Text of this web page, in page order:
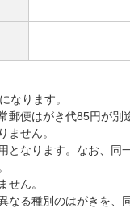
なります。
便はがき代85円が別
せん。
なります。なお、同
せん。
る種別のはがきを、